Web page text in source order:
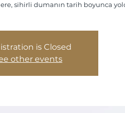
sihirli dumanın tarih boyunca
is Closed
other events